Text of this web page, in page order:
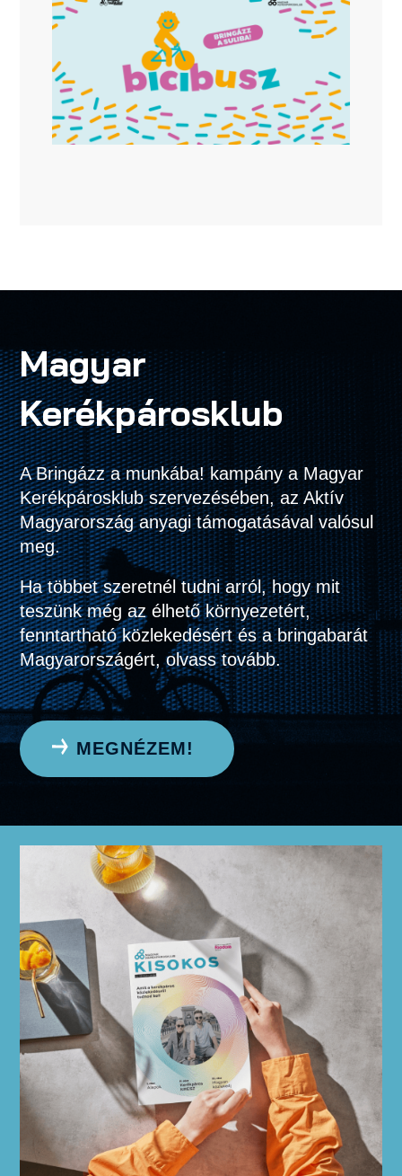
Magyar
Kerékpárosklub
A Bringázz a munkába! kampány a Magyar
Kerékpárosklub szervezésében, az Aktív
Magyarország anyagi támogatásával valósul
meg.
Ha többet szeretnél tudni arról, hogy mit
teszünk még az élhető környezetért,
fenntartható közlekedésért és a bringabarát
Magyarországért, olvass tovább.
MEGNÉZEM!